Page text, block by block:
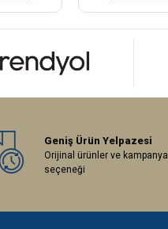
Geniş Ürün Yelpazesi
Orijinal ürünler ve kampanya
seçeneği